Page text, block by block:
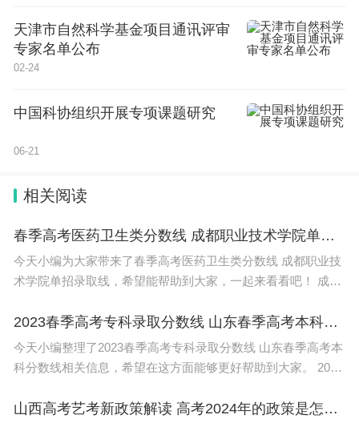
天津市自然科学基金项目通讯评审
专家名单公布
02-24
中国科协组织开展专项课题研究
06-21
相关阅读
春季高考医药卫生类分数线 成都职业技术学院单招录取线
今天小编为大家带来了春季高考医药卫生类分数线 成都职业技
术学院单招录取线，希望能帮助到大家，一起来看看吧！ 成都
数线为148分。
2023春季高考专科录取分数线 山东春季高考本科分数线
今天小编整理了2023春季高考专科录取分数线 山东春季高考本
科分数线相关信息，希望在这方面能够更好帮助到大家。 2023
控制
山西高考艺考新政策解读 高考2024年的政策是怎样的